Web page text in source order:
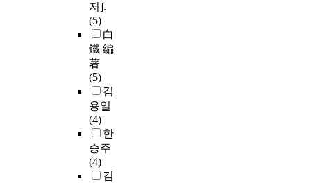
저].
(5)
白
鐵 編
著
(5)
김
용일
(4)
한
승주
(4)
김